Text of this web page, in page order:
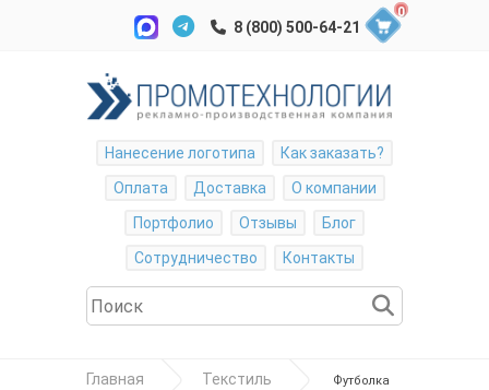
0
Нанесение логотипа
Как заказать?
Оплата
Доставка
О компании
Портфолио
Отзывы
Блог
Сотрудничество
Контакты
Главная Текстиль Футболка